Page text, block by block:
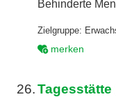
Behinderte
Zielgruppe:
merken
26. Tagesstätte